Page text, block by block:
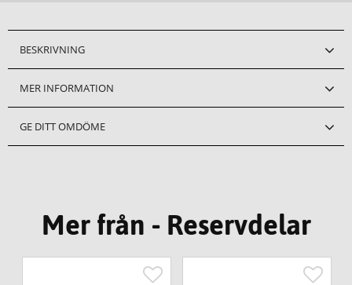
BESKRIVNING
MER INFORMATION
GE DITT OMDÖME
Mer från - Reservdelar